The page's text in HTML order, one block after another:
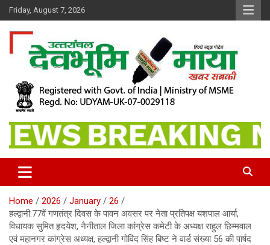
Skip
to
content
Friday, August 7, 2026
Dev Bhoomi Maya
Home 2026 January
26
हल्द्वानी:77वें गणतंत्र दिवस के पावन अवसर पर नेता प्रतिपक्ष यशपाल आर्या,
विधायक सुमित हृदयेश, नैनीताल जिला कांग्रेस कमेटी के अध्यक्ष राहुल छिम्मवाल
एवं महानगर कांग्रेस अध्यक्ष, हल्द्वानी गोविंद सिंह बिष्ट ने वार्ड संख्या 56 की पार्षद